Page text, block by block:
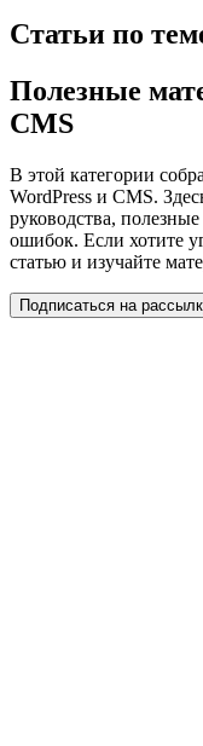
Статьи по
Полезные
CMS
В этой категории
WordPress и CMS.
руководства,
ошибок. Если хотите
статью и изучайте
Подписаться на